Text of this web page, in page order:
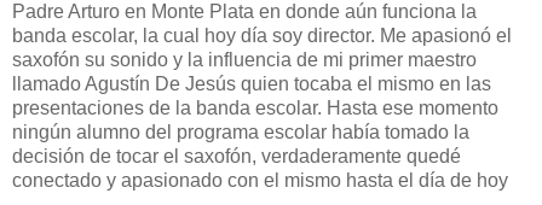
Padre Arturo en Monte Plata en donde aún funciona la
banda escolar, la cual hoy día soy director. Me apasionó el
saxofón su sonido y la influencia de mi primer maestro
llamado Agustín De Jesús quien tocaba el mismo en las
presentaciones de la banda escolar. Hasta ese momento
ningún alumno del programa escolar había tomado la
decisión de tocar el saxofón, verdaderamente quedé
conectado y apasionado con el mismo hasta el día de hoy